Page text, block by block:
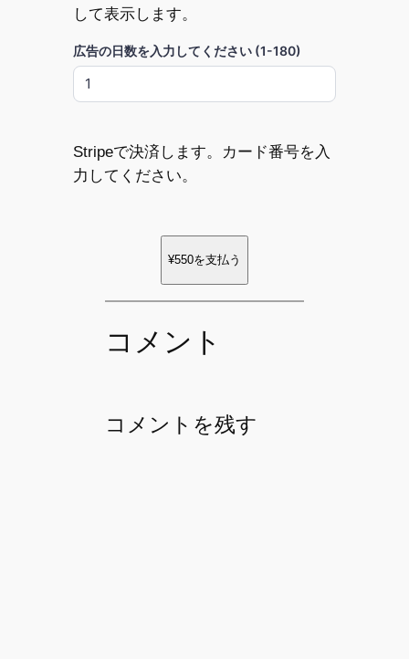
して表示します。
広告の日数を入力してください (1-180)
Stripeで決済します。カード番号を入
力してください。
¥550を支払う
コメント
コメントを残す